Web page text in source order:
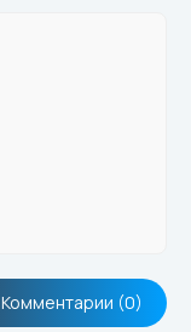
Комментарии (0)